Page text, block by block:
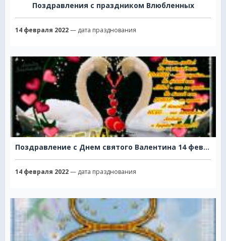
Поздравления с праздником Влюбленных
14 февраля 2022— дата празднования
Поздравление с Днем святого Валентина 14 февраля
14 февраля 2022— дата празднования